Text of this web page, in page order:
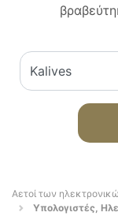
Αετοί των
Υπολογιστές,